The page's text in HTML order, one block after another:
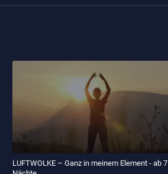
LUFTWOLKE – Ganz in meinem Element - ab 7